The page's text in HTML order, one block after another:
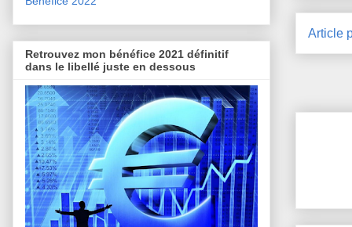
Article
Retrouvez mon bénéfice 2021 définitif
dans le libellé juste en dessous